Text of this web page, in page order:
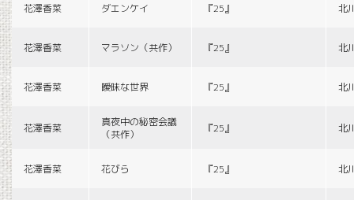
花澤香菜 ダエンケイ 『25』 北
花澤香菜 マラソン（共作） 『25』 北
花澤香菜 曖昧な世界 『25』 北
花澤香菜
真夜中の秘密会議
（共作）
『25』 北
花澤香菜 花びら 『25』 北